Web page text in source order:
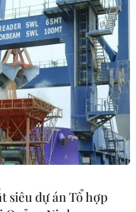
sẽ tiếp tục tổ chức
tục tổ chức vòng đàm
quan tới các công dân
siêu dự án Tổ hợp